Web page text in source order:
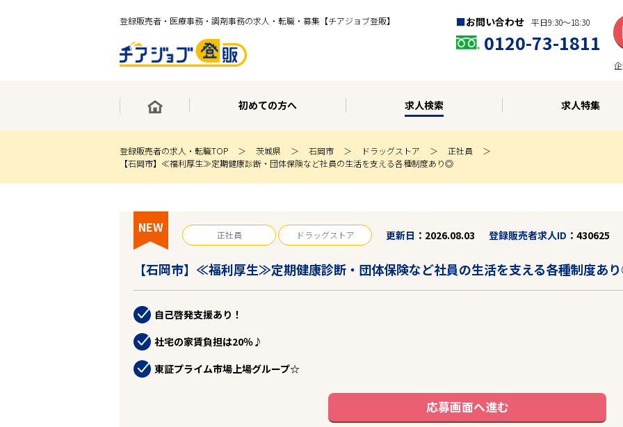
登録販売者・医療事務・調剤事務の求人・転職・募集【チアジョブ登販】 お問い合わせ 平日9:30〜18:30
0120-73-1811
初めての方へ 求人検索 求人特集
登録販売者の求人・転職TOP 茨城県 石岡市 ドラッグストア
正社員
【石岡市】≪福利厚生≫定期健康診断・団体保険など社員の生活を支える各種制度あり◎
NEW 正社員 ドラッグストア 更新日 2026.08.03 登録販売者求人ID 430625
【石岡市】≪福利厚生≫定期健康診断・団体保険など社員の生活を支える各種制度あ
自己啓発支援あり！
社宅の家賃負担は20％♪
東証プライム市場上場グループ☆
応募画面へ進む